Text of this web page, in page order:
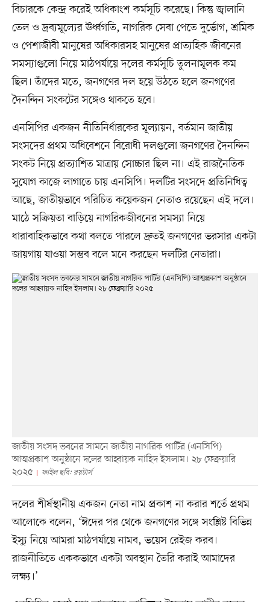
বিচারকে কেন্দ্র করেই অধিকাংশ কর্মসূচি করেছে। কিন্তু জ্বালানি
তেল ও দ্রব্যমূল্যের ঊর্ধ্বগতি, নাগরিক সেবা পেতে দুর্ভোগ, শ্রমিক
ও পেশাজীবী মানুষের অধিকারসহ মানুষের প্রাত্যহিক জীবনের
সমস্যাগুলো নিয়ে মাঠপর্যায়ে দলের কর্মসূচি তুলনামূলক কম
ছিল। তাঁদের মতে, জনগণের দল হয়ে উঠতে হলে জনগণের
দৈনন্দিন সংকটের সঙ্গেও থাকতে হবে।
এনসিপির একজন নীতিনির্ধারকের মূল্যায়ন, বর্তমান জাতীয়
সংসদের প্রথম অধিবেশনে বিরোধী দলগুলো জনগণের দৈনন্দিন
সংকট নিয়ে প্রত্যাশিত মাত্রায় সোচ্চার ছিল না। এই রাজনৈতিক
সুযোগ কাজে লাগাতে চায় এনসিপি। দলটির সংসদে প্রতিনিধিত্ব
আছে, জাতীয়ভাবে পরিচিত কয়েকজন নেতাও রয়েছেন এই দলে।
মাঠে সক্রিয়তা বাড়িয়ে নাগরিকজীবনের সমস্যা নিয়ে
ধারাবাহিকভাবে কথা বলতে পারলে দ্রুতই জনগণের ভরসার একটা
জায়গায় যাওয়া সম্ভব বলে মনে করছেন দলটির নেতারা।
জাতীয় সংসদ ভবনের সামনে জাতীয় নাগরিক পার্টির (এনসিপি)
আত্মপ্রকাশ অনুষ্ঠানে দলের আহ্বায়ক নাহিদ ইসলাম। ২৮ ফেব্রুয়ারি
২০২৫
ফাইল ছবি: রয়টার্স
দলের শীর্ষস্থানীয় একজন নেতা নাম প্রকাশ না করার শর্তে প্রথম
আলোকে বলেন, ‘ঈদের পর থেকে জনগণের সঙ্গে সংশ্লিষ্ট বিভিন্ন
ইস্যু নিয়ে আমরা মাঠপর্যায়ে নামব, ভয়েস রেইজ করব।
রাজনীতিতে এককভাবে একটা অবস্থান তৈরি করাই আমাদের
লক্ষ্য।’